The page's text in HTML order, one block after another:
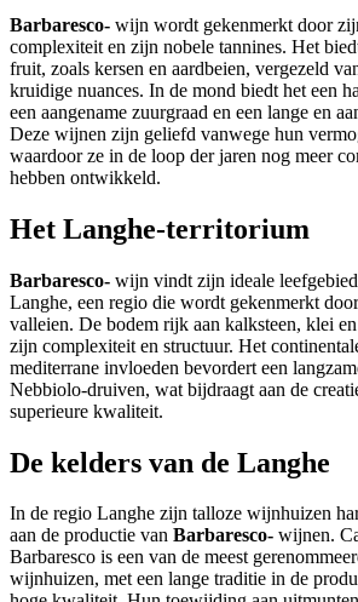
Rood
Manufacturers
Dorp
Nebbiolo
Naam
DOCG
Wanneer moet je het drinken?
Formeel diner
Om jezelf te verwennen
Uitnodiging thuis
Barbaresco- wijn wordt gekenmerkt door
complexiteit en zijn nobele tannines. Het
fruit, zoals kersen en aardbeien, vergezeld
kruidige nuances. In de mond biedt het een
een aangename zuurgraad en een lange en
Deze wijnen zijn geliefd vanwege hun
waardoor ze in de loop der jaren nog meer
hebben ontwikkeld.
Het Langhe-territorium
Barbaresco- wijn vindt zijn ideale
Langhe, een regio die wordt gekenmerkt
valleien. De bodem rijk aan kalksteen, klei
zijn complexiteit en structuur. Het
mediterrane invloeden bevordert een
Nebbiolo-druiven, wat bijdraagt aan de
superieure kwaliteit.
De kelders van de Langhe
In de regio Langhe zijn talloze wijnhuizen
aan de productie van Barbaresco- wijnen.
Barbaresco is een van de meest
wijnhuizen, met een lange traditie in de